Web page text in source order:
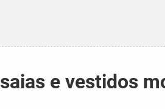
e vestidos